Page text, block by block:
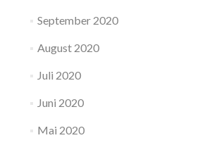
September 2020
August 2020
Juli 2020
Juni 2020
Mai 2020